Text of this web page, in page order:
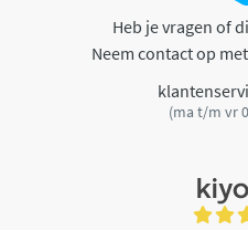
Heb je vragen of
Neem contact op
(ma t/m vr